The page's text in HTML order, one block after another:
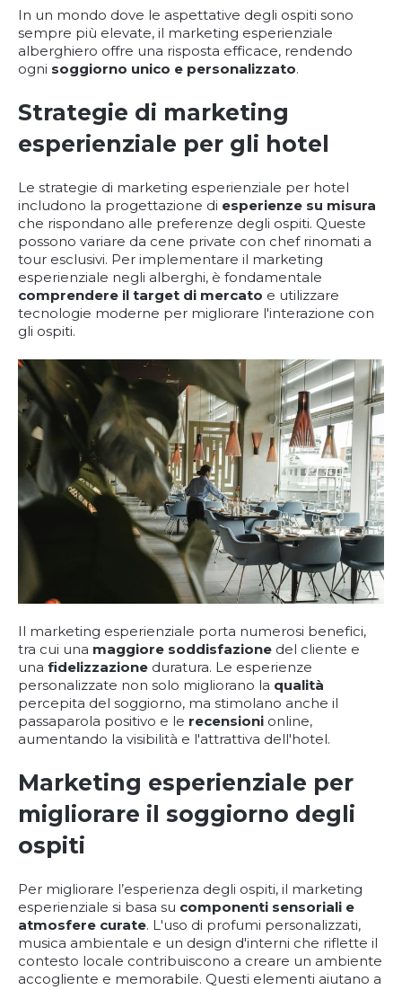
In un mondo dove le aspettative degli ospiti sono
sempre più elevate, il marketing esperienziale
alberghiero offre una risposta efficace, rendendo
ogni soggiorno unico e personalizzato.
Strategie di marketing
esperienziale per gli hotel
Le strategie di marketing esperienziale per hotel
includono la progettazione di esperienze su misura
che rispondano alle preferenze degli ospiti. Queste
possono variare da cene private con chef rinomati a
tour esclusivi. Per implementare il marketing
esperienziale negli alberghi, è fondamentale
comprendere il target di mercato e utilizzare
tecnologie moderne per migliorare l'interazione con
gli ospiti.
Il marketing esperienziale porta numerosi benefici,
tra cui una maggiore soddisfazione del cliente e
una fidelizzazione duratura. Le esperienze
personalizzate non solo migliorano la qualità
percepita del soggiorno, ma stimolano anche il
passaparola positivo e le recensioni online,
aumentando la visibilità e l'attrattiva dell'hotel.
Marketing esperienziale per
migliorare il soggiorno degli
ospiti
Per migliorare l’esperienza degli ospiti, il marketing
esperienziale si basa su componenti sensoriali e
atmosfere curate. L'uso di profumi personalizzati,
musica ambientale e un design d'interni che riflette il
contesto locale contribuiscono a creare un ambiente
accogliente e memorabile. Questi elementi aiutano a